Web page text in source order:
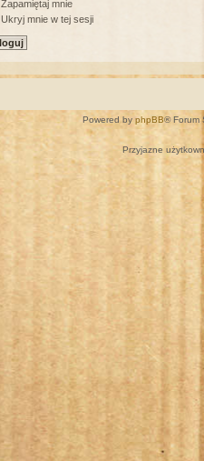
Zapamiętaj mnie
Ukryj mnie w tej sesji
Powered by phpBB® Forum
Przyjazne